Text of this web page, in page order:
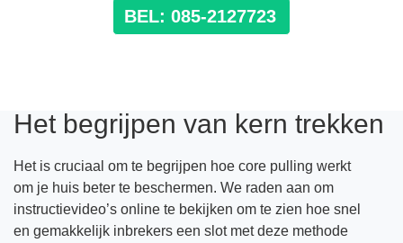
BEL: 085-2127723
Het begrijpen van kern trekken
Het is cruciaal om te begrijpen hoe core pulling werkt
om je huis beter te beschermen. We raden aan om
instructievideo’s online te bekijken om te zien hoe snel
en gemakkelijk inbrekers een slot met deze methode